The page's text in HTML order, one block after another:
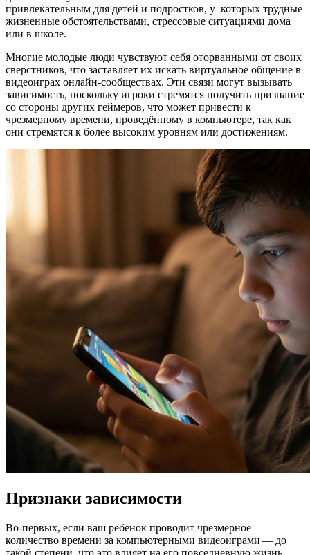
привлекательным для детей и подростков, у которых трудные
жизненные обстоятельствами, стрессовые ситуациями дома
или в школе.
Многие молодые люди чувствуют себя оторванными от своих
сверстников, что заставляет их искать виртуальное общение в
видеоиграх онлайн-сообществах. Эти связи могут вызывать
зависимость, поскольку игроки стремятся получить признание
со стороны других геймеров, что может привести к
чрезмерному времени, проведённому в компьютере, так как
они стремятся к более высоким уровням или достижениям.
Признаки зависимости
Во-первых, если ваш ребенок проводит чрезмерное
количество времени за компьютерными видеоиграми — до